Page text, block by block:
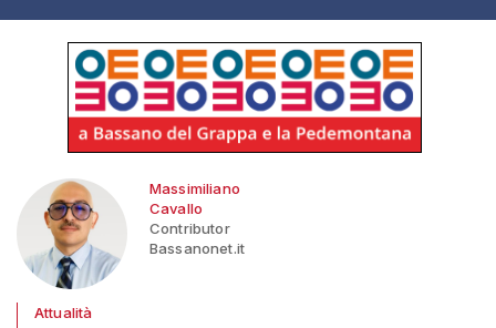
Massimiliano
Cavallo
Contributor
Bassanonet.it
Attualità